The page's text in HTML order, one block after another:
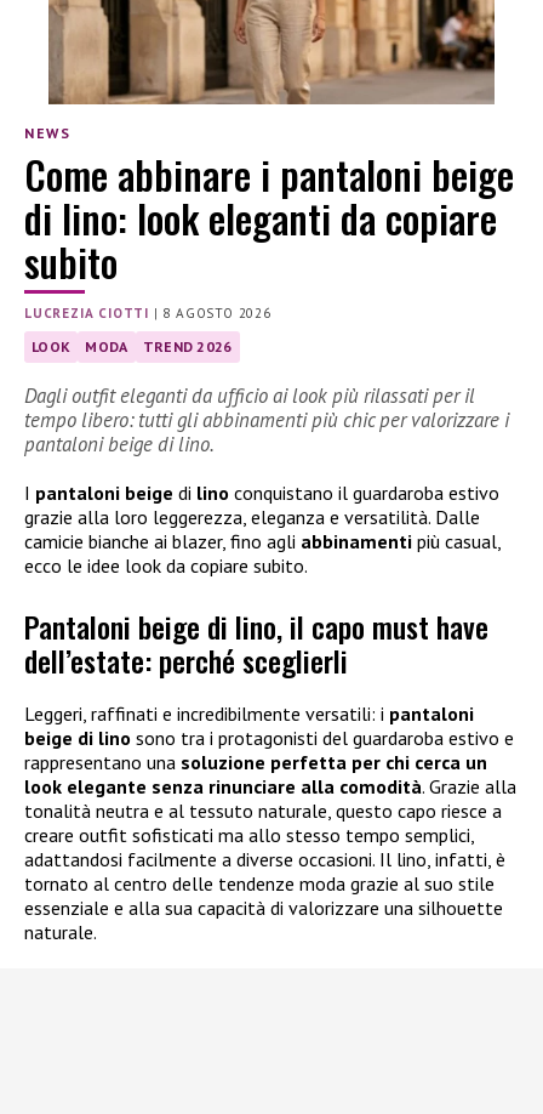
NEWS
Come abbinare i pantaloni beige
di lino: look eleganti da copiare
subito
LUCREZIA CIOTTI | 8 AGOSTO 2026
LOOK MODA TREND 2026
Dagli outfit eleganti da ufficio ai look più rilassati per il
tempo libero: tutti gli abbinamenti più chic per valorizzare i
pantaloni beige di lino.
I pantaloni beige di lino conquistano il guardaroba estivo
grazie alla loro leggerezza, eleganza e versatilità. Dalle
camicie bianche ai blazer, fino agli abbinamenti più casual,
ecco le idee look da copiare subito.
Pantaloni beige di lino, il capo must have
dell’estate: perché sceglierli
Leggeri, raffinati e incredibilmente versatili: i pantaloni
beige di lino sono tra i protagonisti del guardaroba estivo e
rappresentano una soluzione perfetta per chi cerca un
look elegante senza rinunciare alla comodità. Grazie alla
tonalità neutra e al tessuto naturale, questo capo riesce a
creare outfit sofisticati ma allo stesso tempo semplici,
adattandosi facilmente a diverse occasioni. Il lino, infatti, è
tornato al centro delle tendenze moda grazie al suo stile
essenziale e alla sua capacità di valorizzare una silhouette
naturale.